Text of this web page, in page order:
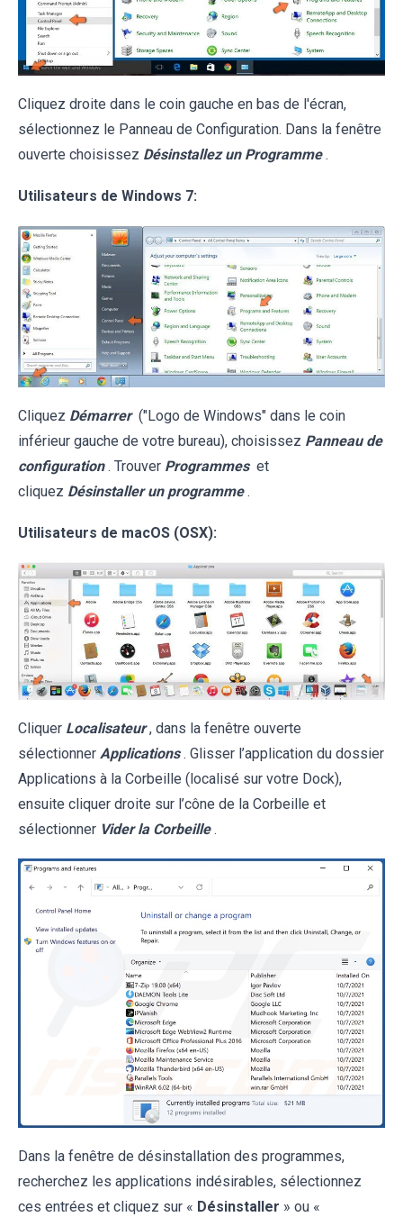
Cliquez droite dans le coin gauche en bas de l'écran,
sélectionnez le Panneau de Configuration. Dans la fenêtre
ouverte choisissez Désinstallez un Programme .
Utilisateurs de Windows 7:
Cliquez Démarrer ("Logo de Windows" dans le coin
inférieur gauche de votre bureau), choisissez Panneau de
configuration . Trouver Programmes et
cliquez Désinstaller un programme .
Utilisateurs de macOS (OSX):
Cliquer Localisateur , dans la fenêtre ouverte
sélectionner Applications . Glisser l’application du dossier
Applications à la Corbeille (localisé sur votre Dock),
ensuite cliquer droite sur l’cône de la Corbeille et
sélectionner Vider la Corbeille .
Dans la fenêtre de désinstallation des programmes,
recherchez les applications indésirables, sélectionnez
ces entrées et cliquez sur « Désinstaller » ou «